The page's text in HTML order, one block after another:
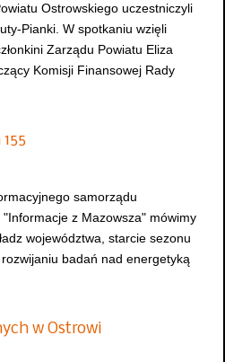
Ostrowskiego uczestniczyli
Pianki. W spotkaniu wzięli
Zarządu Powiatu Eliza
Komisji Finansowej Rady
samorządu
z Mazowsza" mówimy
województwa, starcie sezonu
badań nad energetyką
w Ostrowi